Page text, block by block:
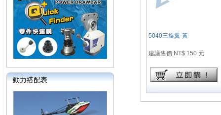
動力搭配表
5040三旋翼-黃
建議售價:NT$ 150 元